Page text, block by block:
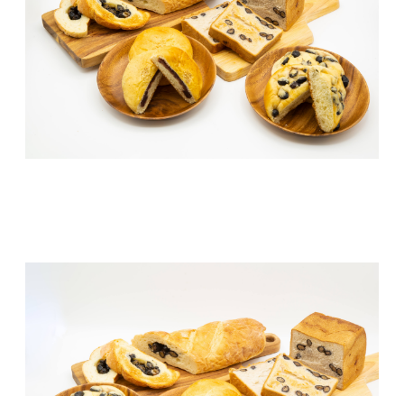
※解凍後は賞味期限に関わらず当日中にお召し
上がりください。
※一度解凍したものは、品質に関わる事があり
ますので、再冷凍はおやめください。